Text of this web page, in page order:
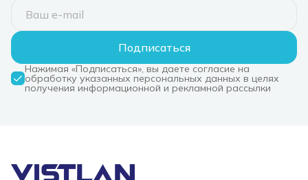
Подписаться
Нажимая «Подписаться», вы даете согласие на
обработку указанных персональных данных в целях
получения информационной и рекламной рассылки